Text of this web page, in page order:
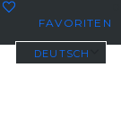
FAVORITEN
DEUTSCH